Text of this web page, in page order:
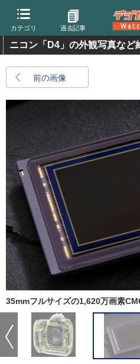
カテゴリ 過去記事
ニコン「D4」の外観写真など
前の画像
35mmフルサイズの1,620万画素